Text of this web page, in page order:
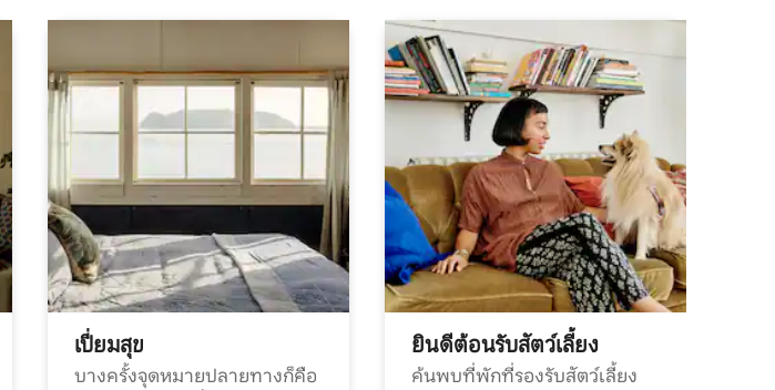
เปี่ยมสุข
บางครั้งจุดหมายปลายทางก็คือ
ยินดีต้อนรับสัตว์เลี้ยง
ค้นพบที่พักที่รองรับสัตว์เลี้ยง